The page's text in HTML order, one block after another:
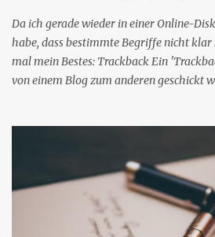
Da ich gerade wieder in einer Online-
habe, dass bestimmte Begriffe nicht klar
mal mein Bestes: Trackback Ein
von einem Blog zum anderen geschickt
was ich zu deinem Inhalt zu sagen
Nachrichtenfunktion wird 'angestoßen'
'TrackbackURL' des Anderen einen 'Ping'
Parameter übergibt (URL meines
Beitrags). Praktisch muss man nichts